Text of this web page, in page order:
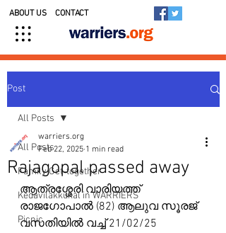
ABOUT US CONTACT
Post
All Posts
Family Get-together
Kedavilakkukal in WARRIERS
Picnic
All Posts
Rajagopal passed away
warriers.org
Feb 22, 2025 1 min read
ആത്രശ്ശേരി വാരിയത്ത്
രാജഗോപാൽ (82) ആലുവ സൂരജ്
വസതിയിൽ വച്ച് 21/02/25